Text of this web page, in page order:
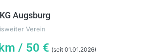
Augsburg
Verein
km / 50 € (seit 01.01.2026)